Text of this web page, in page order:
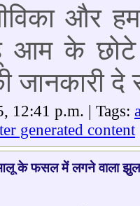
और
आम के
जानकारी दे
12:41 p.m. | Tags:
generated content
के फसल में लगने वाला